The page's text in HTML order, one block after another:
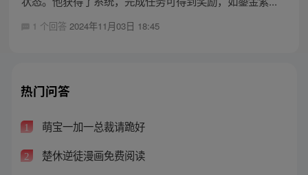
1 个回答 2024年11月03日 18:45
热门问答
1 萌宝一加一总裁请跪好
2 楚休逆徒漫画免费阅读